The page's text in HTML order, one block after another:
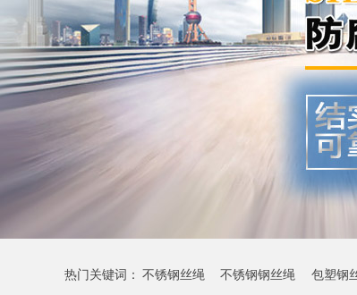
热门关键词： 不锈钢丝绳 不锈钢钢丝绳 包塑钢